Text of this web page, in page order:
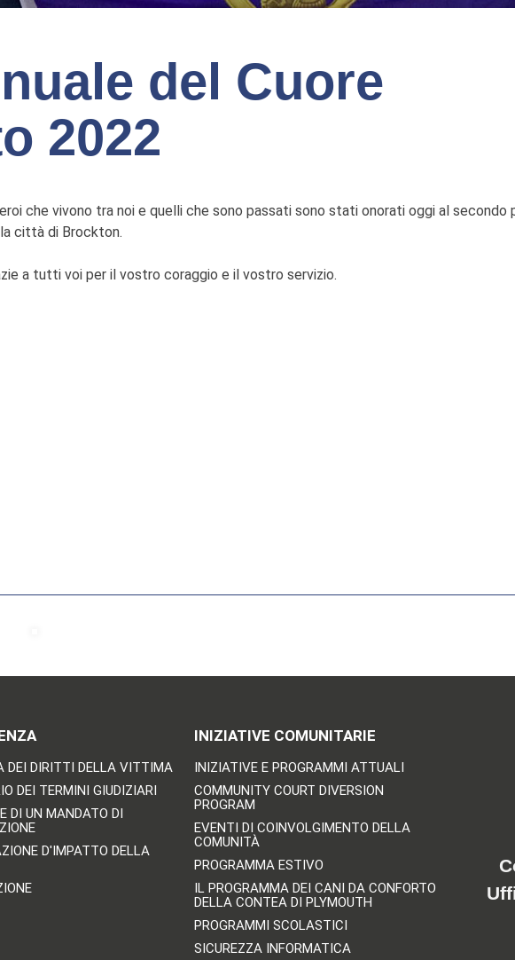
del Cuore
2022
che vivono tra noi e quelli che sono passati sono stati onorati oggi al secondo
città di Brockton.
a tutti voi per il vostro coraggio e il vostro servizio.
DEI DIRITTI DELLA VITTIMA
DEI TERMINI GIUDIZIARI
DI UN MANDATO DI
D'IMPATTO DELLA
INIZIATIVE COMUNITARIE
INIZIATIVE E PROGRAMMI ATTUALI
COMMUNITY COURT DIVERSION
PROGRAM
EVENTI DI COINVOLGIMENTO DELLA
COMUNITÀ
PROGRAMMA ESTIVO
IL PROGRAMMA DEI CANI DA CONFORTO
DELLA CONTEA DI PLYMOUTH
PROGRAMMI SCOLASTICI
SICUREZZA INFORMATICA